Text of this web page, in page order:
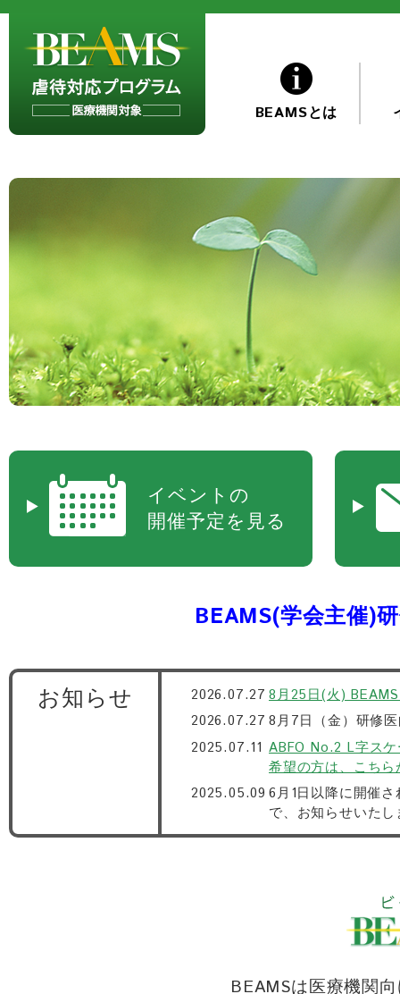
BEAMSとは
イベントの
開催予定を見る
BEAMS(学会主催)
お知らせ 2026.07.27 8月25日(火)
2026.07.27 8月7日（金）研修
2025.07.11 ABFO No.2 L字ス
希望の方は、こち
2025.05.09 6月1日以降に開催
で、お知らせいたし
BEAMSは医療機関